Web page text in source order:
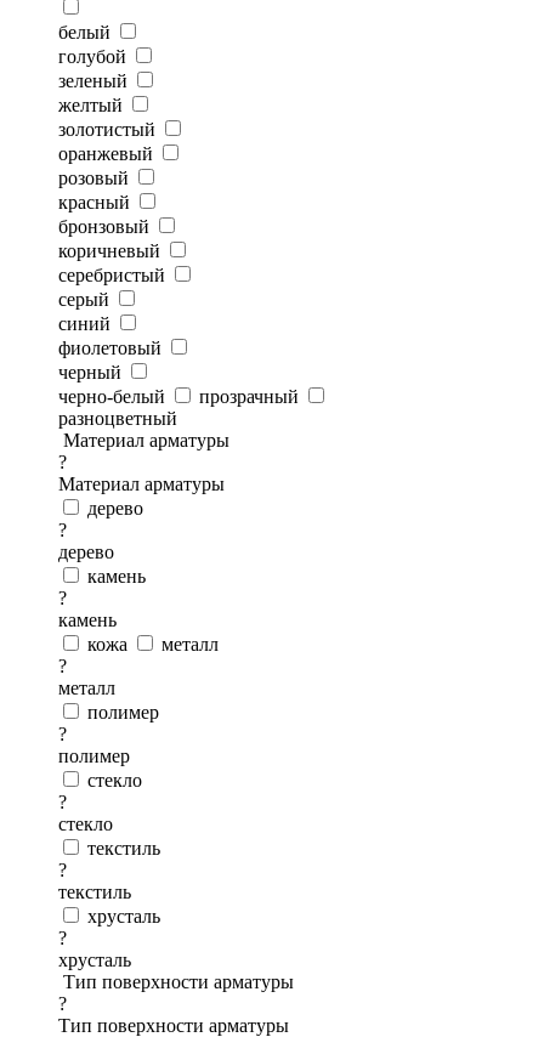
белый
голубой
зеленый
желтый
золотистый
оранжевый
розовый
красный
бронзовый
коричневый
серебристый
серый
синий
фиолетовый
черный
черно-белый
прозрачный
разноцветный
Материал арматуры
?
Материал арматуры
дерево
?
дерево
камень
?
камень
кожа
металл
?
металл
полимер
?
полимер
стекло
?
стекло
текстиль
?
текстиль
хрусталь
?
хрусталь
Тип поверхности арматуры
?
Тип поверхности арматуры